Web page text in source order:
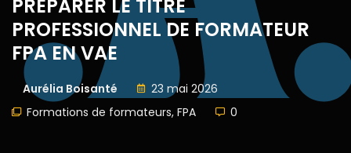
PRÉPARER LE TITRE
PROFESSIONNEL DE FORMATEUR
FPA EN VAE
Aurélia Boisanté
23 mai 2026
Formations de formateurs, FPA 0